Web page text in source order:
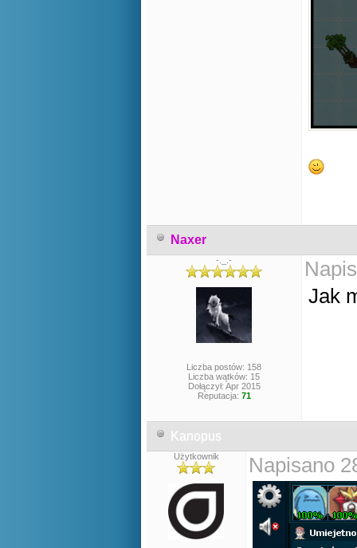
Naxer
-._.-
Liczba postów: 158
Liczba wątków: 15
Dołączył: Apr 2015
Reputacja: 71
Jak
Kanopus
Użytkownik Napisano